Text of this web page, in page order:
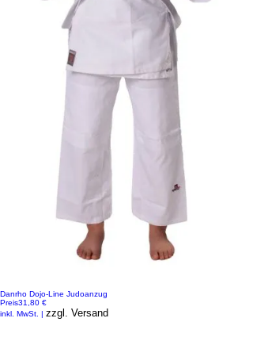
Danrho Dojo-Line Judoanzug
Preis31,80 €
inkl. MwSt.
zzgl. Versand